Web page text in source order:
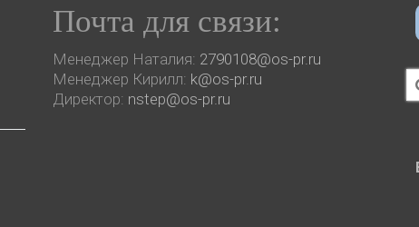
Почта для связи:
Менеджер Наталия: 2790108@os-pr.ru
Менеджер Кирилл: k@os-pr.ru
Директор: nstep@os-pr.ru